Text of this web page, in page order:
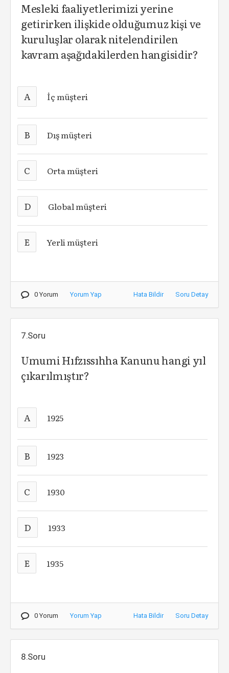
Mesleki faaliyetlerimizi yerine
getirirken ilişkide olduğumuz kişi ve
kuruluşlar olarak nitelendirilen
kavram aşağıdakilerden hangisidir?
A İç müşteri
B Dış müşteri
C Orta müşteri
D Global müşteri
E Yerli müşteri
0 Yorum Yorum Yap Hata Bildir Soru Detay
7.Soru
Umumi Hıfzıssıhha Kanunu hangi yıl
çıkarılmıştır?
A 1925
B 1923
C 1930
D 1933
E 1935
0 Yorum Yorum Yap Hata Bildir Soru Detay
8.Soru